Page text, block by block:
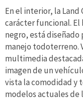
En el interior, la Land
carácter funcional.
negro, está
manejo todoterreno.
multimedia
imagen de un
vista la comodidad y
modelos actuales de